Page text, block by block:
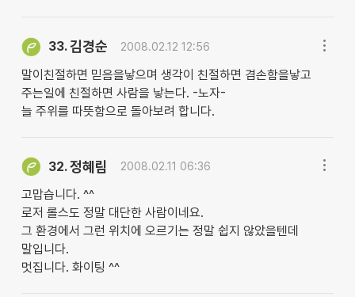
33.김경순 2008.02.12 12:56
말이친절하면 믿음을낳으며 생각이 친절하면 겸손함을낳고
주는일에 친절하면 사람을 낳는다. -노자-
늘 주위를 따뜻함으로 돌아보려 합니다.
32.정혜림 2008.02.11 06:36
고맙습니다. ^^
로저 롤스도 정말 대단한 사람이네요.
그 환경에서 그런 위치에 오르기는 정말 쉽지 않았을텐데
말입니다.
멋집니다. 화이팅 ^^